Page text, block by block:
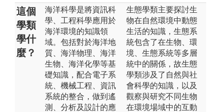
這個
學類
學什
麼？
海洋科學是將資訊科
學、工程科學應用於
海洋環境的知識領
域。包括對於海洋地
質、海洋物理、海洋
生物、海洋化學等基
礎知識，配合電子系
統、機械工程、資訊
系統的整合，做到遙
測、分析及設計的應
生態學類主要探討生
物在自然環境中動態
生活的知識，生態系
統包含了在生物、環
境、生態系統等多層
統中的關係，故生態
學類涉及了自然與社
會科學的知識，以及
觀察與研究不同生物
在環境場域中的互動